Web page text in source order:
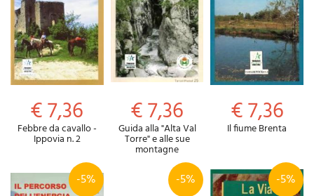
€ 7,36
Febbre da cavallo -
Ippovia n. 2
€ 7,36
Guida alla "Alta Val
Torre" e alle sue
montagne
€ 7,36
Il fiume Brenta
-5% -5% -5%